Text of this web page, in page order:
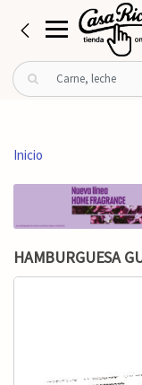
B
u
r
p
Inicio
HAMBURGUESA